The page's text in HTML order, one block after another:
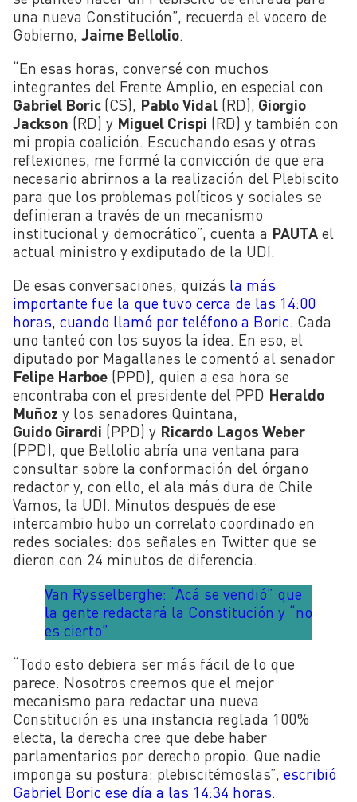
una nueva Constitución”, recuerda el vocero de
Gobierno, Jaime Bellolio.
“En esas horas, conversé con muchos
integrantes del Frente Amplio, en especial con
Gabriel Boric (CS), Pablo Vidal (RD), Giorgio
Jackson (RD) y Miguel Crispi (RD) y también con
mi propia coalición. Escuchando esas y otras
reflexiones, me formé la convicción de que era
necesario abrirnos a la realización del Plebiscito
para que los problemas políticos y sociales se
definieran a través de un mecanismo
institucional y democrático”, cuenta a PAUTA el
actual ministro y exdiputado de la UDI.
De esas conversaciones, quizás la más
importante fue la que tuvo cerca de las 14:00
horas, cuando llamó por teléfono a Boric. Cada
uno tanteó con los suyos la idea. En eso, el
diputado por Magallanes le comentó al senador
Felipe Harboe (PPD), quien a esa hora se
encontraba con el presidente del PPD Heraldo
Muñoz y los senadores Quintana,
Guido Girardi (PPD) y Ricardo Lagos Weber
(PPD), que Bellolio abría una ventana para
consultar sobre la conformación del órgano
redactor y, con ello, el ala más dura de Chile
Vamos, la UDI. Minutos después de ese
intercambio hubo un correlato coordinado en
redes sociales: dos señales en Twitter que se
dieron con 24 minutos de diferencia.
Van Rysselberghe: “Acá se vendió” que
la gente redactará la Constitución y “no
es cierto”
“Todo esto debiera ser más fácil de lo que
parece. Nosotros creemos que el mejor
mecanismo para redactar una nueva
Constitución es una instancia reglada 100%
electa, la derecha cree que debe haber
parlamentarios por derecho propio. Que nadie
imponga su postura: plebiscitémoslas”, escribió
Gabriel Boric ese día a las 14:34 horas.